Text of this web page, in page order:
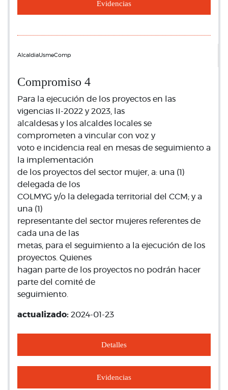
Evidencias
AlcaldiaUsmeComp
Compromiso 4
Para la ejecución de los proyectos en las
vigencias II-2022 y 2023, las
alcaldesas y los alcaldes locales se
comprometen a vincular con voz y
voto e incidencia real en mesas de seguimiento a
la implementación
de los proyectos del sector mujer, a: una (1)
delegada de los
COLMYG y/o la delegada territorial del CCM; y a
una (1)
representante del sector mujeres referentes de
cada una de las
metas, para el seguimiento a la ejecución de los
proyectos. Quienes
hagan parte de los proyectos no podrán hacer
parte del comité de
seguimiento.
actualizado: 2024-01-23
Detalles
Evidencias